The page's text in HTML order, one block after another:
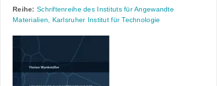
Reihe: Schriftenreihe des Instituts für Angewandte
Materialien, Karlsruher Institut für Technologie